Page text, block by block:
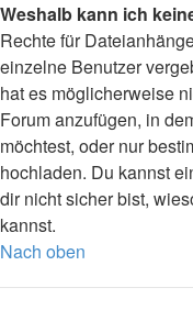
Weshalb kann ich
Rechte für
einzelne Benutzer
hat es möglicherweise
Forum anzufügen, in
möchtest, oder nur
hochladen. Du kannst
dir nicht sicher bist,
kannst.
Nach oben